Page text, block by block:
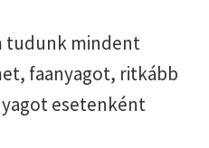
tudunk mindent
faanyagot, ritkább
esetenként